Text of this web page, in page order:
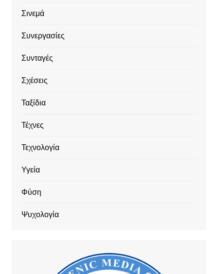
Σινεμά
Συνεργασίες
Συνταγές
Σχέσεις
Ταξίδια
Τέχνες
Τεχνολογία
Υγεία
Φύση
Ψυχολογία